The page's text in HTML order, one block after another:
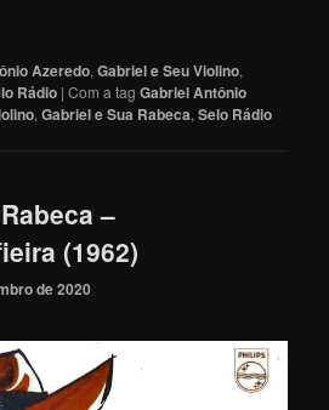
Azeredo,Gabriel e Seu Violino,
Rádio |Com a tagGabriel Antônio
,Gabriel e Sua Rabeca,Selo Rádio
–
(1962)
de 2020